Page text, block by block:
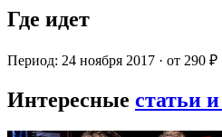
Где идет
Период: 24 ноября 2017 · от 290 ₽
Интересные статьи